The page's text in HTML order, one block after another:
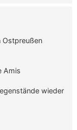
Ostpreußen
Amis
wieder